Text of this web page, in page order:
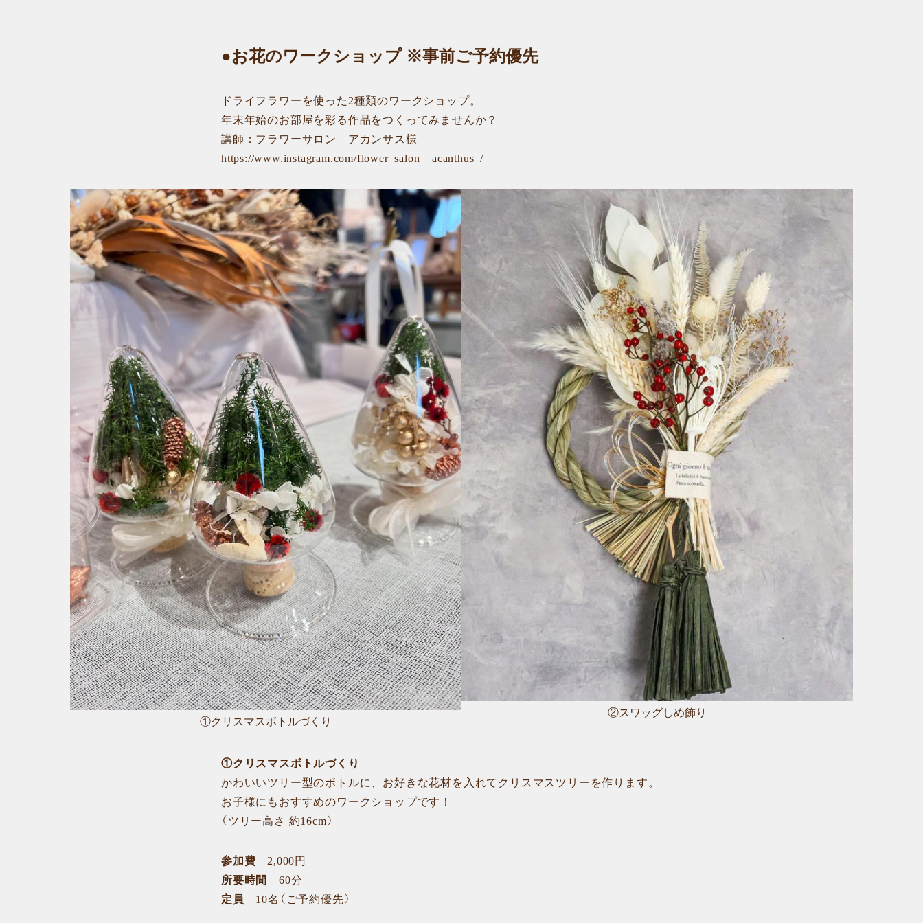
●お花のワークショップ ※事前ご予約優先
ドライフラワーを使った2種類のワークショップ。
年末年始のお部屋を彩る作品をつくってみませんか？
講師：フラワーサロン アカンサス様
https://www.instagram.com/flower_salon__acanthus_/
①クリスマスボトルづくり
②スワッグしめ飾り
①クリスマスボトルづくり
かわいいツリー型のボトルに、お好きな花材を入れてクリスマスツリーを作ります。
お子様にもおすすめのワークショップです！
（ツリー高さ 約16cm）
参加費 2,000円
所要時間
60分
定員 10名（ご予約優先）